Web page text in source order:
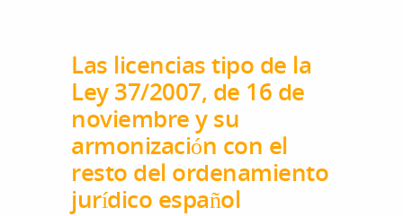
37/2007, de 16 de noviembre y su armonización con
el resto del ordenamiento jurídico español
Las licencias tipo de la
Ley 37/2007, de 16 de
noviembre y su
armonización con el
resto del ordenamiento
jurídico español